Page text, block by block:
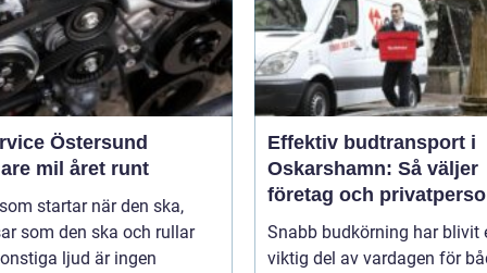
Östersund
mil året runt
startar när den ska,
som den ska och rullar
ljud är ingen
Effektiv budtransport i
Oskarshamn: Så väljer
företag och
rätt lösning
Snabb budkörning har blivit
viktig del av vardagen för